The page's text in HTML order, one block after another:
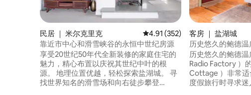
民居 ｜ 米尔克里克 平均评分 4.91 分（满分 5 分）
4.91 (352)
靠近市中心和滑雪峡谷的永恒中世纪房源
享受20世纪50年代全新装修的家庭住宅的
魅力，精心布置以庆祝其世纪中叶的根
源。 地理位置优越，轻松探索盐湖城。 寻
找世界知名的滑雪场和向右徒步攀登
客房 ｜ 盐湖城
历史悠久的鲍德
屋
历史悠久的鲍德
Radio Factory ）
Cottage ）非常
度假旅行时寻求